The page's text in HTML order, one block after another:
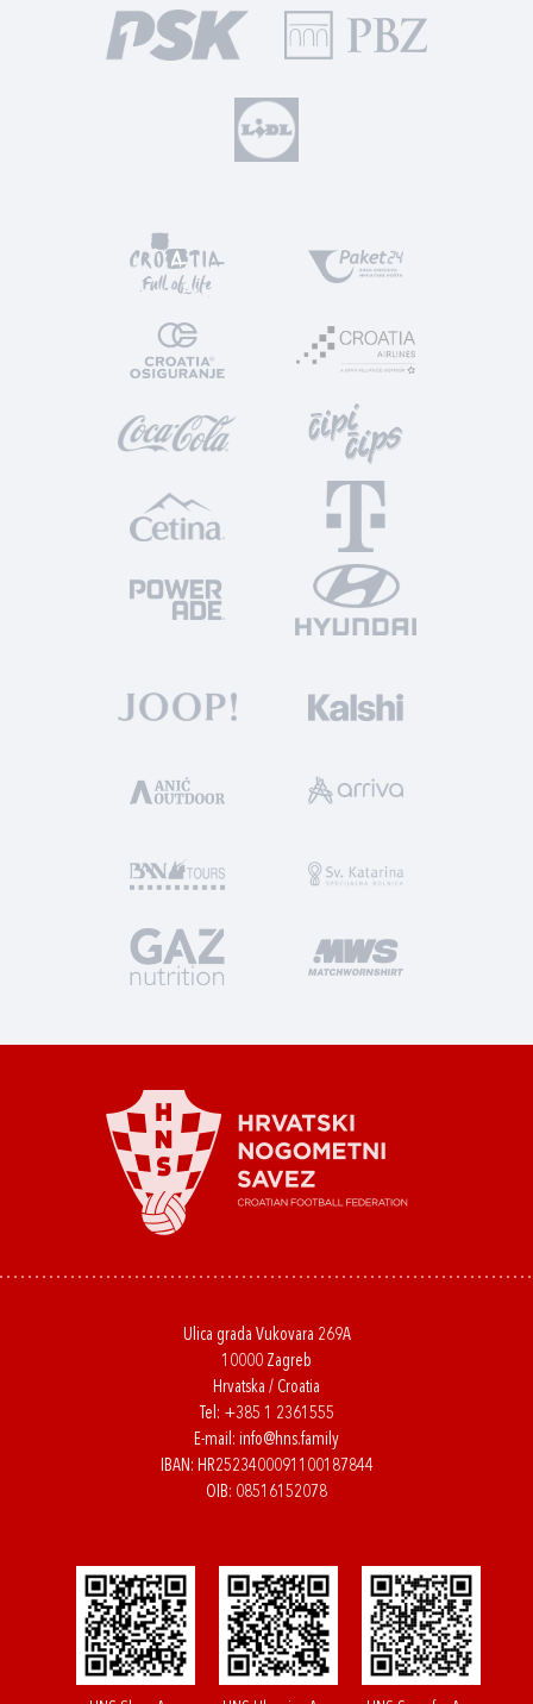
Ulica grada Vukovara 269A
10000 Zagreb
Hrvatska / Croatia
Tel: +385 1 2361555
E-mail: info@hns.family
IBAN: HR2523400091100187844
OIB: 08516152078